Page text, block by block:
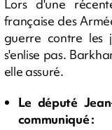
Lors d'une
française des
guerre contre les
s'enlise pas.
elle assuré.
Le député
communiqué :